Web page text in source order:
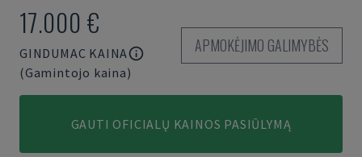
17.000 €
GINDUMAC KAINA
(Gamintojo kaina)
APMOKĖJIMO GALIMYBĖS
GAUTI OFICIALŲ KAINOS PASIŪLYMĄ